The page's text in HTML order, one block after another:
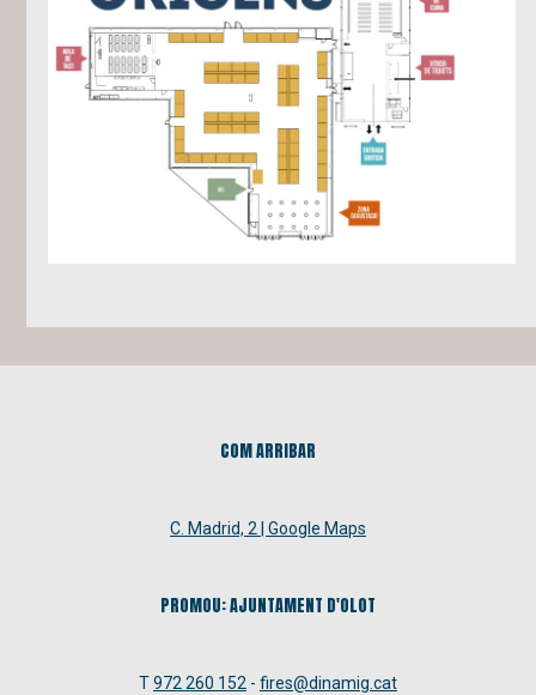
COM ARRIBAR
C. Madrid, 2 | Google Maps
PROMOU: AJUNTAMENT D'OLOT
T972 260 152 - fires@dinamig.cat